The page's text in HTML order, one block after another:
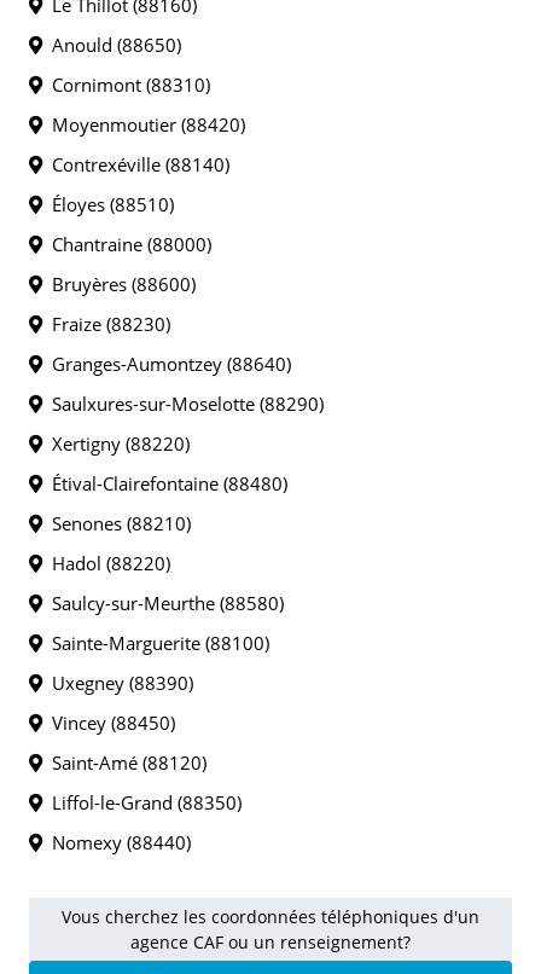
Le Thillot (88160)
Anould (88650)
Cornimont (88310)
Moyenmoutier (88420)
Contrexéville (88140)
Éloyes (88510)
Chantraine (88000)
Bruyères (88600)
Fraize (88230)
Granges-Aumontzey (88640)
Saulxures-sur-Moselotte (88290)
Xertigny (88220)
Étival-Clairefontaine (88480)
Senones (88210)
Hadol (88220)
Saulcy-sur-Meurthe (88580)
Sainte-Marguerite (88100)
Uxegney (88390)
Vincey (88450)
Saint-Amé (88120)
Liffol-le-Grand (88350)
Nomexy (88440)
Vous cherchez les coordonnées téléphoniques d'un
agence CAF ou un renseignement?